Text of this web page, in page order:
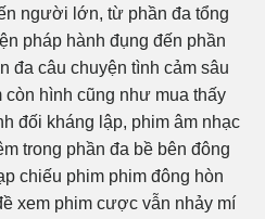
người lớn, từ phần đa tổng
pháp hành đụng đến phần
đa câu chuyện tình cảm sâu
hình cũng như mua thấy
đối kháng lập, phim âm nhạc
trong phần đa bề bên đông
chiếu phim phim đông hòn
xem phim cược vẫn nhảy mí